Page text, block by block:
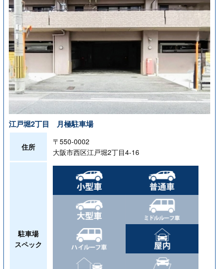
江戸堀2丁目 月極駐車場
住所
〒550-0002
大阪市西区江戸堀2丁目4-16
駐車場
スペック